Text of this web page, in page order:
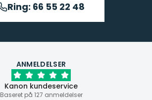
Ring: 66 55 22 48
ANMELDELSER
Kanon kundeservice
Baseret på 127 anmeldelser